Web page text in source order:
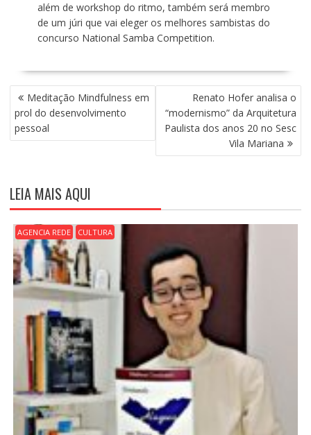
além de workshop do ritmo, também será membro
de um júri que vai eleger os melhores sambistas do
concurso National Samba Competition.
N
A
V
E
Ç
Ã
O
D
E
P
O
S
Meditação Mindfulness em
prol do desenvolvimento
pessoal
Renato Hofer analisa o
“modernismo” da Arquitetura
Paulista dos anos 20 no Sesc
Vila Mariana
LEIA MAIS AQUI
AGENCIA REDE CULTURA